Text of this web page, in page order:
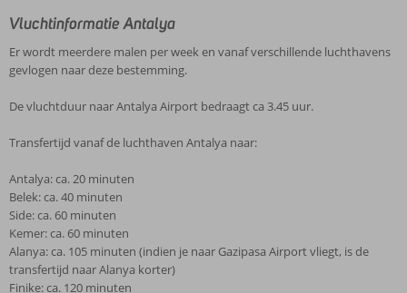
Vluchtinformatie Antalya
Er wordt meerdere malen per week en vanaf verschillende luchthavens
gevlogen naar deze bestemming.
De vluchtduur naar Antalya Airport bedraagt ca 3.45 uur.
Transfertijd vanaf de luchthaven Antalya naar:
Antalya: ca. 20 minuten
Belek: ca. 40 minuten
Side: ca. 60 minuten
Kemer: ca. 60 minuten
Alanya: ca. 105 minuten (indien je naar Gazipasa Airport vliegt, is de
transfertijd naar Alanya korter)
Finike: ca. 120 minuten